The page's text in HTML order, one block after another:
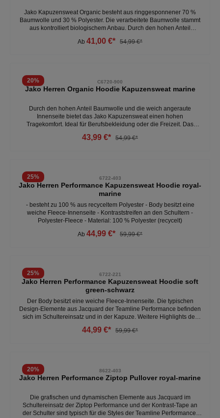
Jako Kapuzensweat Organic besteht aus ringgesponnener 70 %
Baumwolle und 30 % Polyester. Die verarbeitete Baumwolle stammt
aus kontrolliert biologischem Anbau. Durch den hohen Anteil
Kapuzensweat einen hohen Tragekomfort. Ideal für
Corporate Teamwear auch nach mehrmaligem Waschen seine
Farbechtheit. - aufgesetzte Tasche - Sweat mit weich angerauter
Innenseite - verstärkte Schulternähte - Material: 70 % Baumwolle
Ab 41,00 €* 54,99 €*
20% C6720-900
Jako Herren Organic Hoodie Kapuzensweat marine
Durch den hohen Anteil Baumwolle und die weich angeraute
Innenseite bietet das Jako Kapuzensweat einen hohen
Tragekomfort. Ideal für Berufsbekleidung oder die Freizeit. Das
einlaufvorbehandelt. Durch die qualitativ hochwertigen Farbstoffe
Jersey und einen Sweat- und Ärmelabschluss mit Ripp. - Sweat mit
weich angerauter Innenseite - Kordeln mit Metallösen und
Metallenden - Baumwolle aus kontrolliert biologischem Anbau -
Material: 70 % Baumwolle (Bio), 30 % Polyester (recycelt)
43,99 €* 54,99 €*
25% 6722-403
Jako Herren Performance Kapuzensweat Hoodie royal-
marine
- besteht zu 100 % aus recyceltem Polyester - Body besitzt eine
weiche Fleece-Innenseite - Kontraststreifen an den Schultern -
Polyester-Fleece - Material: 100 % Polyester (recycelt)
Ab 44,99 €* 59,99 €*
25% 6722-221
Jako Herren Performance Kapuzensweat Hoodie soft
green-schwarz
Der Body besitzt eine weiche Fleece-Innenseite. Die typischen
Design-Elemente aus Jacquard der Teamline Performance befinden
sich im Schultereinsatz und in der Kapuze. Weitere Highlights des
Schultern, die Kontrastkordeln und die Seitentaschen. - Polyester-
44,99 €* 59,99 €*
20% 8622-403
Jako Herren Performance Ziptop Pullover royal-marine
Die grafischen und dynamischen Elemente aus Jacquard im
Schultereinsatz der Ziptop Performance und der Kontrast-Tape an
der Schulter sind typisch für die Styles der Teamline Performance.